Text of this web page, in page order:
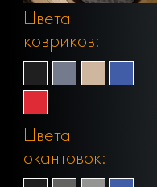
Цвета
ковриков:
Цвета
окантовок: